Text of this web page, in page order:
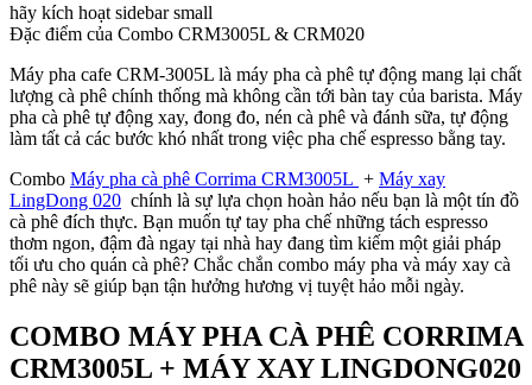
hãy kích hoạt sidebar small
Đặc điểm của Combo CRM3005L & CRM020
Máy pha cafe CRM-3005L là máy pha cà phê tự động mang lại chất
lượng cà phê chính thống mà không cần tới bàn tay của barista. Máy
pha cà phê tự động xay, đong đo, nén cà phê và đánh sữa, tự động
làm tất cả các bước khó nhất trong việc pha chế espresso bằng tay.
Combo Máy pha cà phê Corrima CRM3005L + Máy xay
LingDong 020 chính là sự lựa chọn hoàn hảo nếu bạn là một tín đồ
cà phê đích thực. Bạn muốn tự tay pha chế những tách espresso
thơm ngon, đậm đà ngay tại nhà hay đang tìm kiếm một giải pháp
tối ưu cho quán cà phê? Chắc chắn combo máy pha và máy xay cà
phê này sẽ giúp bạn tận hưởng hương vị tuyệt hảo mỗi ngày.
COMBO MÁY PHA CÀ PHÊ CORRIMA
CRM3005L + MÁY XAY LINGDONG020